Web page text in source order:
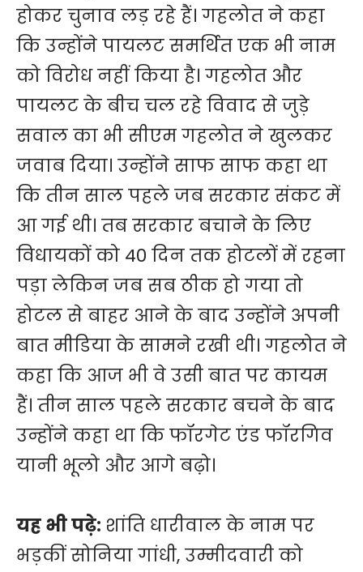
होकर चुनाव लड़ रहे हैं। गहलोत ने कहा
कि उन्होंने पायलट समर्थित एक भी नाम
को विरोध नहीं किया है। गहलोत और
पायलट के बीच चल रहे विवाद से जुड़े
सवाल का भी सीएम गहलोत ने खुलकर
जवाब दिया। उन्होंने साफ साफ कहा था
कि तीन साल पहले जब सरकार संकट में
आ गई थी। तब सरकार बचाने के लिए
विधायकों को 40 दिन तक होटलों में रहना
पड़ा लेकिन जब सब ठीक हो गया तो
होटल से बाहर आने के बाद उन्होंने अपनी
बात मीडिया के सामने रखी थी। गहलोत ने
कहा कि आज भी वे उसी बात पर कायम
हैं। तीन साल पहले सरकार बचने के बाद
उन्होंने कहा था कि फॉरगेट एंड फॉरगिव
यानी भूलो और आगे बढ़ो।
यह भी पढ़े: शांति धारीवाल के नाम पर
भड़कीं सोनिया गांधी, उम्मीदवारी को